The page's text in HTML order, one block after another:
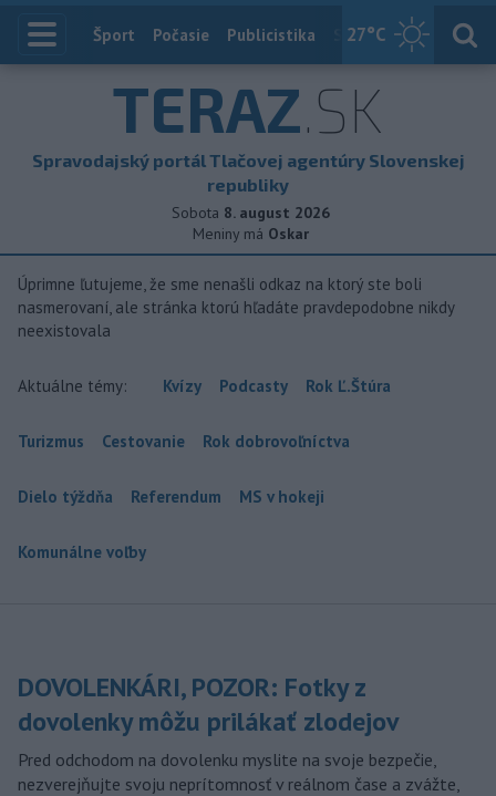
27°C
Index
Šport Počasie Publicistika Slovensko
TERAZ.SK
Spravodajský portál Tlačovej agentúry Slovenskej
republiky
Sobota 8. august 2026
Meniny má Oskar
Úprimne ľutujeme, že sme nenašli odkaz na ktorý ste boli
nasmerovaní, ale stránka ktorú hľadáte pravdepodobne nikdy
neexistovala
Aktuálne témy: Kvízy Podcasty Rok Ľ.Štúra
Turizmus Cestovanie Rok dobrovoľníctva
Dielo týždňa Referendum MS v hokeji
Komunálne voľby
DOVOLENKÁRI, POZOR: Fotky z
dovolenky môžu prilákať zlodejov
Pred odchodom na dovolenku myslite na svoje bezpečie,
nezverejňujte svoju neprítomnosť v reálnom čase a zvážte,